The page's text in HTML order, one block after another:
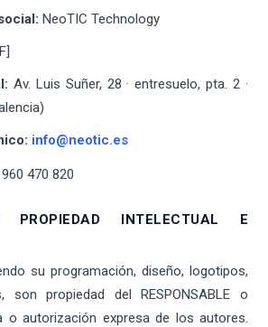
NeoTIC Technology
Av. Luis Suñer, 28 · entresuelo, pta. 2 ·
info@neotic.es
470 820
PROPIEDAD INTELECTUAL E
su programación, diseño, logotipos,
propiedad del RESPONSABLE o
o autorización expresa de los autores.